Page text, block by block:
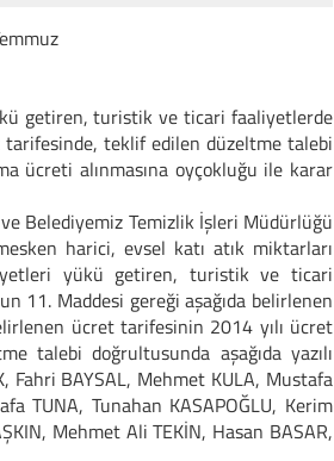
getiren, turistik ve ticari faaliyetlerde
teklif edilen düzeltme talebi
ücreti alınmasına oyçokluğu ile karar
Belediyemiz Temizlik İşleri Müdürlüğü
harici, evsel katı atık miktarları
yükü getiren, turistik ve ticari
11. Maddesi gereği aşağıda belirlenen
ücret tarifesinin 2014 yılı ücret
talebi doğrultusunda aşağıda yazılı
BAYSAL, Mehmet KULA, Mustafa
TUNA, Tunahan KASAPOĞLU, Kerim
Mehmet Ali TEKİN, Hasan BASAR,